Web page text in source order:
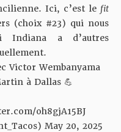
Ici, c’est le fit
(choix #23) qui nous
Indiana a d’autres
Victor Wembanyama
à Dallas 💪
oh8gjA15BJ
May 20, 2025